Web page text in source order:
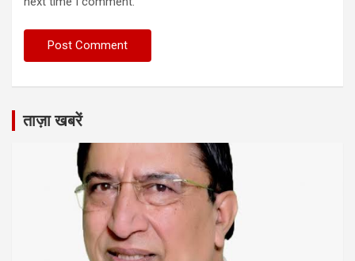
ताज़ा खबरें